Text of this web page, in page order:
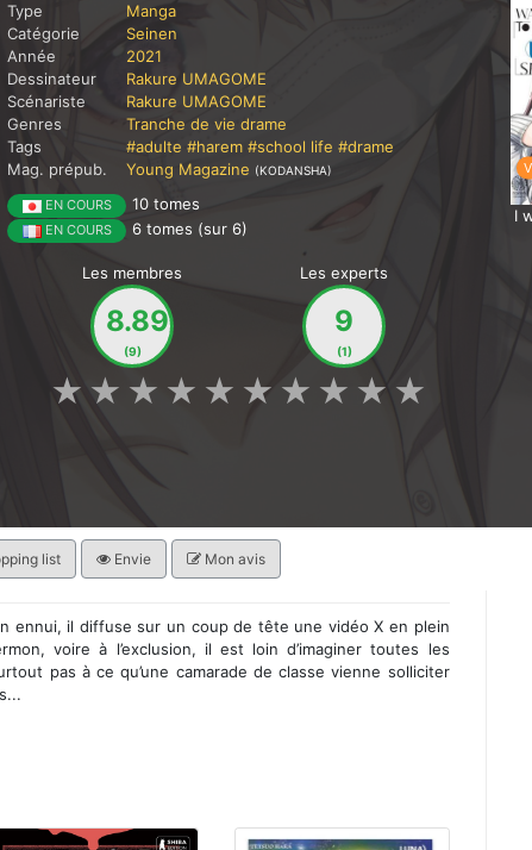
Type
Manga
Catégorie
Seinen
Année
2021
Dessinateur
Rakure UMAGOME
Scénariste
Rakure UMAGOME
Genres
Tranche de vie drame
Tags
#adulte #harem #school life #drame
Mag. prépub.
Young Magazine (KODANSHA)
EN COURS 10 tomes
EN COURS 6 tomes (sur 6)
Les membres
8.89
(9)
Les experts
9
(1)
★
★
★
★
★
★
★
★
★
★
I
list Envie Mon avis
ennui, il diffuse sur un coup de tête une vidéo X en plein
voire à l’exclusion, il est loin d’imaginer toutes les
pas à ce qu’une camarade de classe vienne solliciter